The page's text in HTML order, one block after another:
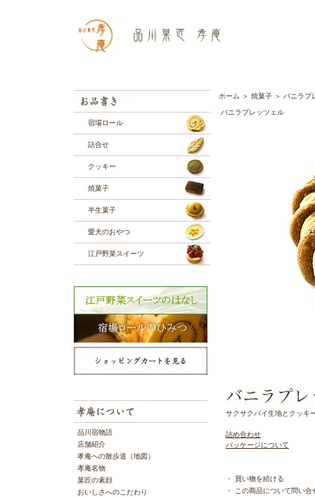
宿場ロール
詰合せ
クッキー
焼菓子
半生菓子
愛犬のおやつ
江戸野菜スイーツ
品川宿物語
店舗紹介
孝庵への散歩道（地図）
孝庵名物
菓匠の素顔
おいしさへのこだわり
ホーム ＞ 焼菓子 ＞ バニラプ
バニラプレッツェル
サクサクパイ生地とクッキ
詰め合わせ
パッケージについて
・ 買い物を続ける
・
この商品について問い合